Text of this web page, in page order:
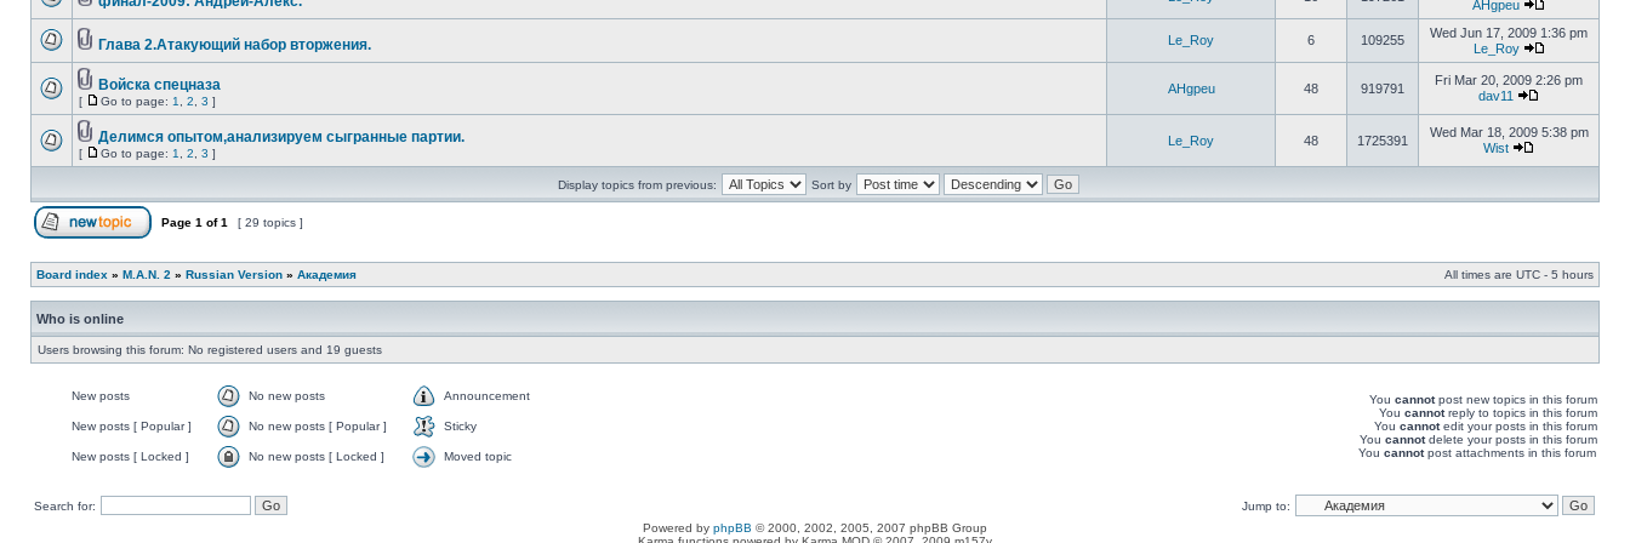
AHgpeu
Глава 2.Атакующий набор вторжения. Le_Roy 6 109255
Wed Jun 17, 2009 1:36 pm
Le_Roy
Войска спецназа
[ Go to page: 1 2 3 ]
AHgpeu 48 919791
Fri Mar 20, 2009 2:26 pm
dav11
Делимся опытом,анализируем сыгранные партии.
[ Go to page: 1 2 3 ]
Le_Roy 48 1725391
Wed Mar 18, 2009 5:38 pm
Wist
Display topics from previous: Sort by
Page 1 of1 [ 29 topics ]
Board index » M.A.N. 2 » Russian Version » Академия All times are UTC - 5 hours
Who is online
Users browsing this forum: No registered users and 19 guests
New posts No new posts Announcement
New posts [ Popular ] No new posts [ Popular ] Sticky
New posts [ Locked ] No new posts [ Locked ] Moved topic
You cannotpost new topics in this forum
You cannotreply to topics in this forum
You cannotedit your posts in this forum
You cannotdelete your posts in this forum
You cannotpost attachments in this forum
Search for:
Jump to:
Powered by phpBB © 2000, 2002, 2005, 2007 phpBB Group